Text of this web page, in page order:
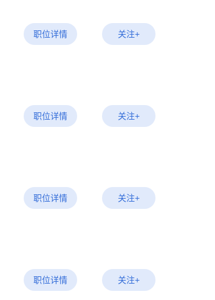
职位详情 关注+
职位详情 关注+
职位详情 关注+
职位详情 关注+